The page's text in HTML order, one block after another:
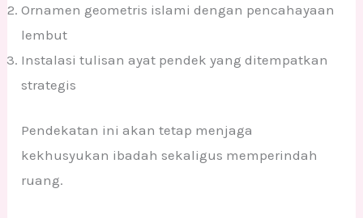
Ornamen geometris islami dengan pencahayaan
lembut
Instalasi tulisan ayat pendek yang ditempatkan
strategis
Pendekatan ini akan tetap menjaga
kekhusyukan ibadah sekaligus memperindah
ruang.